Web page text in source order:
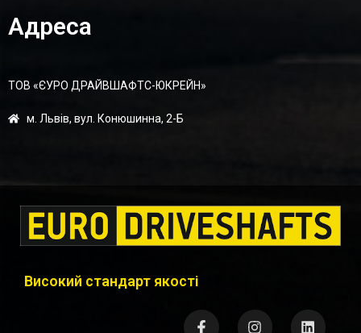
Адреса
ТОВ «ЄУРО ДРАЙВШАФТC-ЮКРЕЙН»
м. Львів, вул. Конюшинна, 2-Б
Високий стандарт якості